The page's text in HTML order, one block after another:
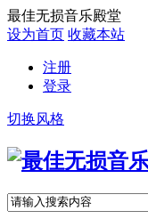
最佳无损音乐殿堂
设为首页 收藏本站
注册
登录
切换风格